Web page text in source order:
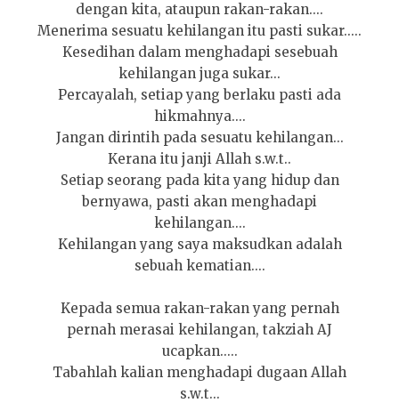
dengan kita, ataupun rakan-rakan....
Menerima sesuatu kehilangan itu pasti sukar.....
Kesedihan dalam menghadapi sesebuah
kehilangan juga sukar...
Percayalah, setiap yang berlaku pasti ada
hikmahnya....
Jangan dirintih pada sesuatu kehilangan...
Kerana itu janji Allah s.w.t..
Setiap seorang pada kita yang hidup dan
bernyawa, pasti akan menghadapi
kehilangan....
Kehilangan yang saya maksudkan adalah
sebuah kematian....
Kepada semua rakan-rakan yang pernah
pernah merasai kehilangan, takziah AJ
ucapkan.....
Tabahlah kalian menghadapi dugaan Allah
s.w.t...